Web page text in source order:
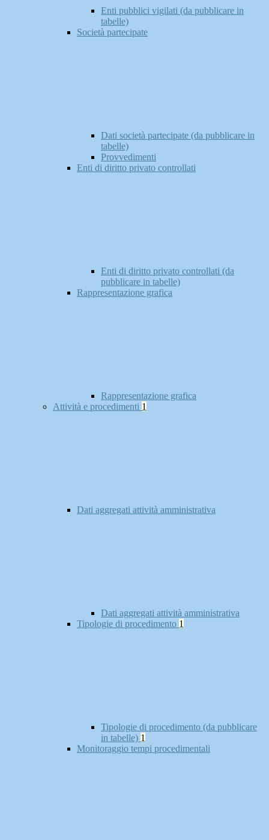
Enti pubblici vigilati (da pubblicare in
tabelle)
Società partecipate
Dati società partecipate (da pubblicare in
tabelle)
Provvedimenti
Enti di diritto privato controllati
Enti di diritto privato controllati (da
pubblicare in tabelle)
Rappresentazione grafica
Rappresentazione grafica
Attività e procedimenti 1
Dati aggregati attività amministrativa
Dati aggregati attività amministrativa
Tipologie di procedimento 1
Tipologie di procedimento (da pubblicare
in tabelle) 1
Monitoraggio tempi procedimentali